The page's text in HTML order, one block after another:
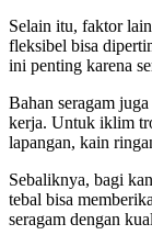
Selain itu, faktor
fleksibel bisa
ini penting karena
Bahan seragam
kerja. Untuk iklim
lapangan, kain
Sebaliknya, bagi
tebal bisa
seragam dengan